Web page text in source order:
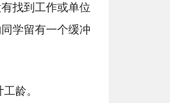
找到工作或单位
学留有一个缓冲
龄。